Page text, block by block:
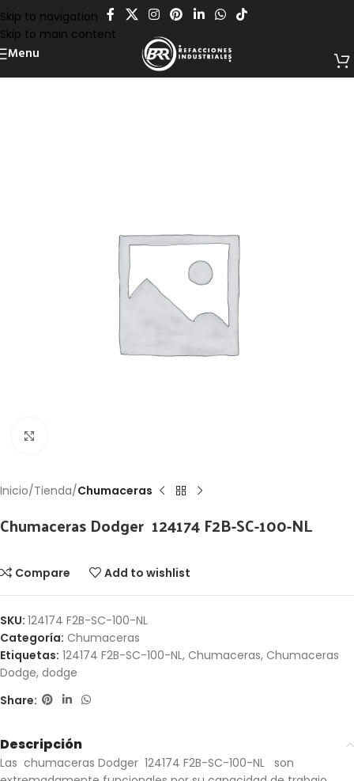
Skip to navigation
Skip to main content
Menu
Inicio Tienda Chumaceras
Chumaceras Dodger 124174 F2B-SC-100-NL
Compare Add to wishlist
SKU: 124174 F2B-SC-100-NL
Categoría: Chumaceras
Etiquetas: 124174 F2B-SC-100-NL, Chumaceras, Chumaceras
Dodge, dodge
Share:
Descripción
Las chumaceras Dodger 124174 F2B-SC-100-NL son